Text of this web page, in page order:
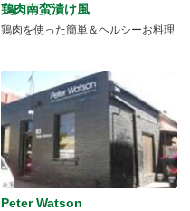
鶏肉南蛮漬け風
鶏肉を使った簡単＆ヘルシーお料理
Peter Watson